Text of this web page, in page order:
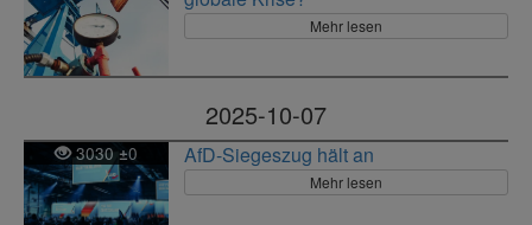
Mehr lesen
2025-10-07
3030 ±0 AfD-Siegeszug hält an
Mehr lesen